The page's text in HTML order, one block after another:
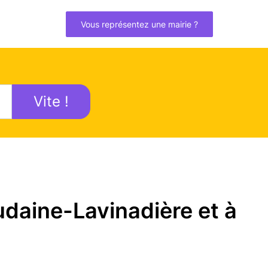
Vous représentez une mairie ?
Vite !
Lavinadière et à